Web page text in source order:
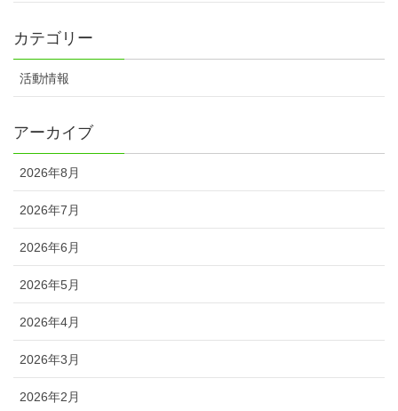
カテゴリー
活動情報
アーカイブ
2026年8月
2026年7月
2026年6月
2026年5月
2026年4月
2026年3月
2026年2月